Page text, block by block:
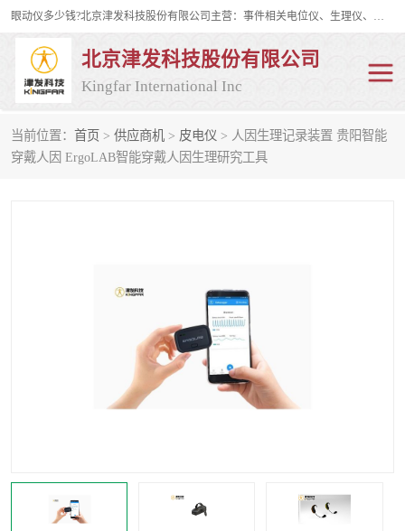
眼动仪多少钱?北京津发科技股份有限公司主营：事件相关电位仪、生理仪、肌电仪、脑电仪、皮电仪、眼动仪；是国家级高新技术企业、科技部认定的科技型中小企业和中关村高新技术企业，具备保密资格，具备自主进出口经营权；自主研发技术、产品与服务荣获多项省部级科学技术奖励、国家发明专利、国家软件著作权和省部级新技术新产品（服务）认证。
北京津发科技股份有限公司
Kingfar International Inc
当前位置： 首页 > 供应商机 > 皮电仪 > 人因生理记录装置 贵阳智能
穿戴人因 ErgoLAB智能穿戴人因生理研究工具
皮电仪 脑电仪
行为观察与表情分析 动作捕捉与生物力学
人机交互实验室
神经营销与消费行为实验 车俩与驾驶模拟